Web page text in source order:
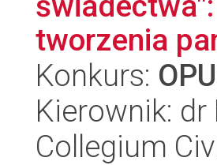
tworzenia
Konkurs:
Kierownik:
Collegium